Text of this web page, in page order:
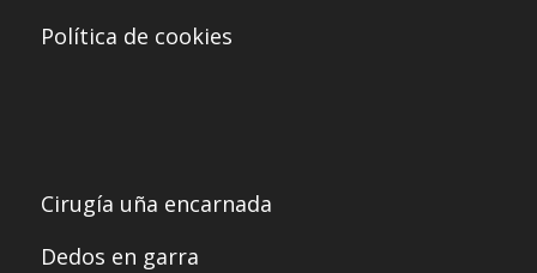
Política de cookies
Cirugía uña encarnada
Dedos en garra